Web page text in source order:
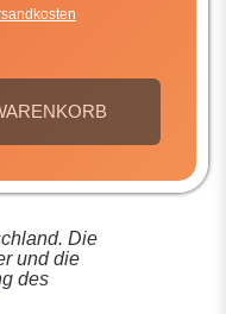
Die
und die
des